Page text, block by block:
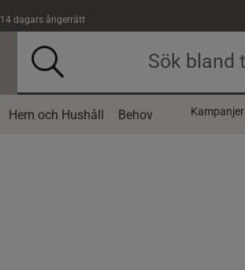
14 dagars ångerrätt
Hem och Hushåll Behov Kampanjer